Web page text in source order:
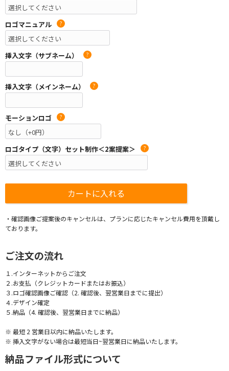
ロゴマニュアル ?
挿入文字（サブネーム） ?
挿入文字（メインネーム） ?
モーションロゴ ?
ロゴタイプ（文字）セット制作＜2案提案＞ ?
・確認画像ご提案後のキャンセルは、プランに応じたキャンセル費用を頂戴し
ております。
ご注文の流れ
１.インターネットからご注文
２.お支払（クレジットカードまたはお振込）
３.ロゴ確認画像ご確認（2. 確認後、翌営業日までに提出）
４.デザイン確定
５.納品（4. 確認後、翌営業日までに納品）
※ 最短 2 営業日以内に納品いたします。
※ 挿入文字がない場合は最短当日~翌営業日に納品いたします。
納品ファイル形式について